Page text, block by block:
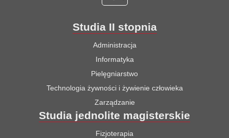
Studia II stopnia
Administracja
Informatyka
Pielęgniarstwo
Technologia żywności i żywienie człowieka
Zarządzanie
Studia jednolite magisterskie
Fizjoterapia